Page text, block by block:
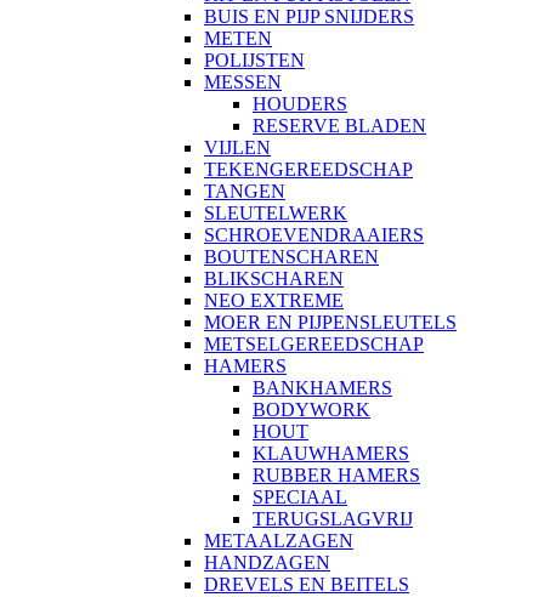
BUIS EN PIJP SNIJDERS
METEN
POLIJSTEN
MESSEN
HOUDERS
RESERVE BLADEN
VIJLEN
TEKENGEREEDSCHAP
TANGEN
SLEUTELWERK
SCHROEVENDRAAIERS
BOUTENSCHAREN
BLIKSCHAREN
NEO EXTREME
MOER EN PIJPENSLEUTELS
METSELGEREEDSCHAP
HAMERS
BANKHAMERS
BODYWORK
HOUT
KLAUWHAMERS
RUBBER HAMERS
SPECIAAL
TERUGSLAGVRIJ
METAALZAGEN
HANDZAGEN
DREVELS EN BEITELS